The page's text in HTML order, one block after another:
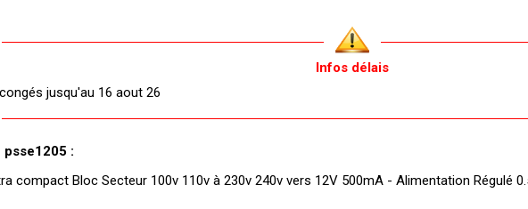
Infos délais
jusqu'au 16 aout 26
:
compact Bloc Secteur 100v 110v à 230v 240v vers 12V 500mA - Alimentation Régulé